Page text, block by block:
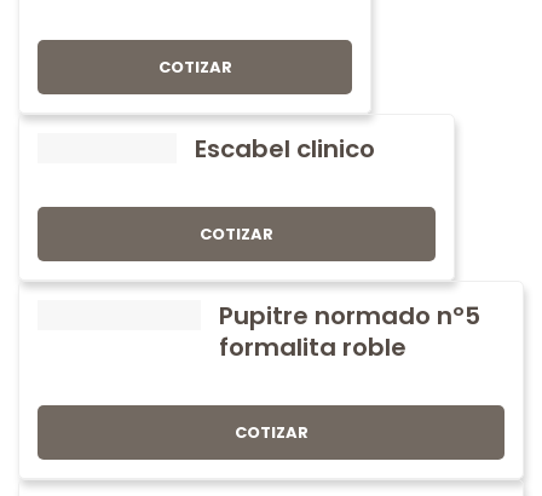
COTIZAR
Escabel clinico
COTIZAR
Pupitre normado nº5
formalita roble
COTIZAR